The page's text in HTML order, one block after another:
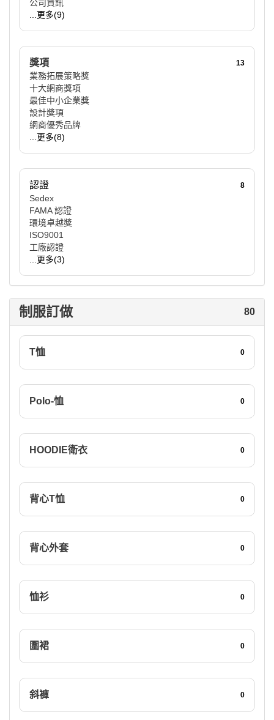
公司資訊
...更多(9)
獎項 13
業務拓展策略獎
十大網商獎項
最佳中小企業獎
設計獎項
網商優秀品牌
...更多(8)
認證 8
Sedex
FAMA 認證
環境卓越獎
ISO9001
工廠認證
...更多(3)
制服訂做 80
T恤 0
Polo-恤 0
HOODIE衛衣 0
背心T恤 0
背心外套 0
恤衫 0
圍裙 0
斜褲 0